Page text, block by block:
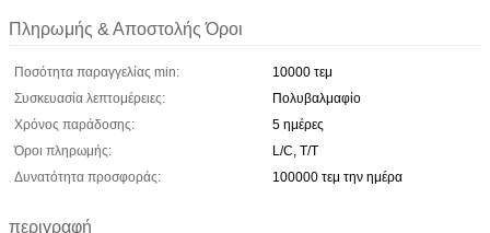
Πληρωμής & Αποστολής Όροι
Ποσότητα παραγγελίας min:
10000 τεμ
Συσκευασία λεπτομέρειες:
Πολυβαλμαφίο
Χρόνος παράδοσης:
5 ημέρες
Όροι πληρωμής:
L/C, T/T
Δυνατότητα προσφοράς:
100000 τεμ την ημέρα
περιγραφή